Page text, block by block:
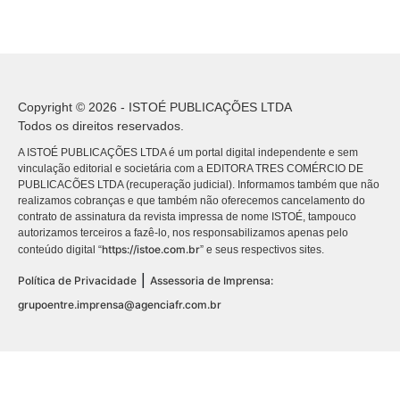
Copyright © 2026 - ISTOÉ PUBLICAÇÕES LTDA
Todos os direitos reservados.
A ISTOÉ PUBLICAÇÕES LTDA é um portal digital independente e sem
vinculação editorial e societária com a EDITORA TRES COMÉRCIO DE
PUBLICACÕES LTDA (recuperação judicial). Informamos também que não
realizamos cobranças e que também não oferecemos cancelamento do
contrato de assinatura da revista impressa de nome ISTOÉ, tampouco
autorizamos terceiros a fazê-lo, nos responsabilizamos apenas pelo
conteúdo digital “https://istoe.com.br” e seus respectivos sites.
Política de Privacidade
Assessoria de Imprensa:
grupoentre.imprensa@agenciafr.com.br